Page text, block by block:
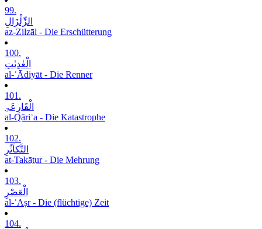
99.
الزِّلْزَالِ
az-Zilzāl - Die Erschütterung
100.
الْعٰدِیٰتِ
al-ʿĀdiyāt - Die Renner
101.
الْقَارِعَۃِ
al-Qāriʿa - Die Katastrophe
102.
التَّکاَثُرِ
at-Takāṯur - Die Mehrung
103.
الْعَصْرِ
al-ʿAṣr - Die (flüchtige) Zeit
104.